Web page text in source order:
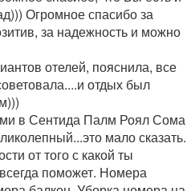
Огромное спасибо за
за надежность и можно
отелей, пояснила, все
отдых был
в Сентида Палм Роял Сома
мало сказать.
от того с какой ты
поможет. Номера